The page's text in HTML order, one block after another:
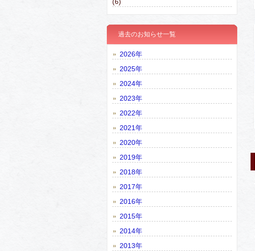
過去のお知らせ一覧
2026年
2025年
2024年
2023年
2022年
2021年
2020年
2019年
2018年
2017年
2016年
2015年
2014年
2013年